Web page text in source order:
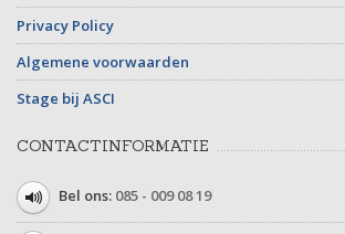
Privacy Policy
Algemene voorwaarden
Stage bij ASCI
CONTACTINFORMATIE
Bel ons: 085 - 009 08 19